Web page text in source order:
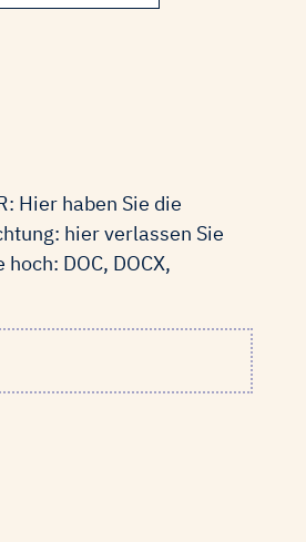
Hier haben Sie die
hier verlassen Sie
DOC, DOCX,